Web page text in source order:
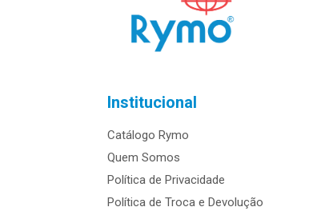
Institucional
Catálogo Rymo
Quem Somos
Política de Privacidade
Política de Troca e Devolução